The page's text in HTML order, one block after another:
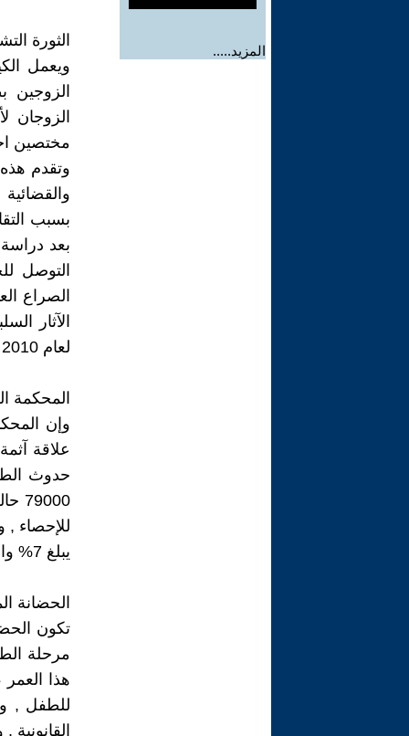
المزيد.....
الثورة
ويعمل
مختصين
وتقدم
بسبب
بعد دراسة
التوصل
الصراع
الآثار
لعام 2010 .
المحكمة
وإن
علاقة
حدوث
للإحصاء ,
يبلغ 7% والنرويج 27% .
الحضانة
مرحلة
هذا
للطفل ,